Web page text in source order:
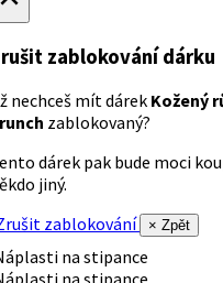
zablokování dárku
nechceš mít dárek Kožený
zablokovaný?
dárek pak bude moci
jiný.
zablokování
× Zpět